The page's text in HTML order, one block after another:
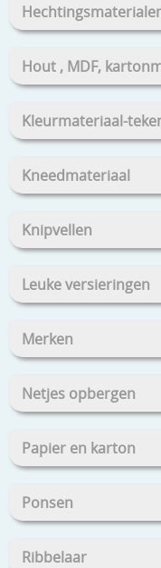
Hout , MDF,
Kleurmateriaal-
Kneedmateriaal
Knipvellen
Leuke versieringen
Merken
Netjes opbergen
Papier en karton
Ponsen
Ribbelaar